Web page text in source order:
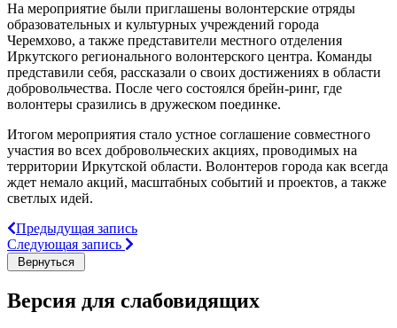
На мероприятие были приглашены волонтерские отряды
образовательных и культурных учреждений города
Черемхово, а также представители местного отделения
Иркутского регионального волонтерского центра. Команды
представили себя, рассказали о своих достижениях в области
добровольчества. После чего состоялся брейн-ринг, где
волонтеры сразились в дружеском поединке.
Итогом мероприятия стало устное соглашение совместного
участия во всех добровольческих акциях, проводимых на
территории Иркутской области. Волонтеров города как всегда
ждет немало акций, масштабных событий и проектов, а также
светлых идей.
Предыдущая запись
Следующая запись
Версия для слабовидящих